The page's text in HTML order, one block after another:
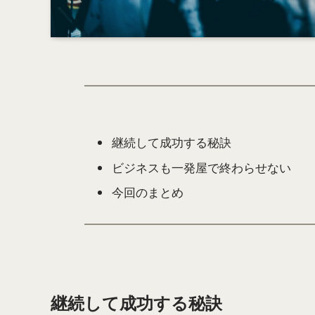
継続して成功する秘訣
ビジネスも一発屋で終わらせない
今回のまとめ
継続して成功する秘訣